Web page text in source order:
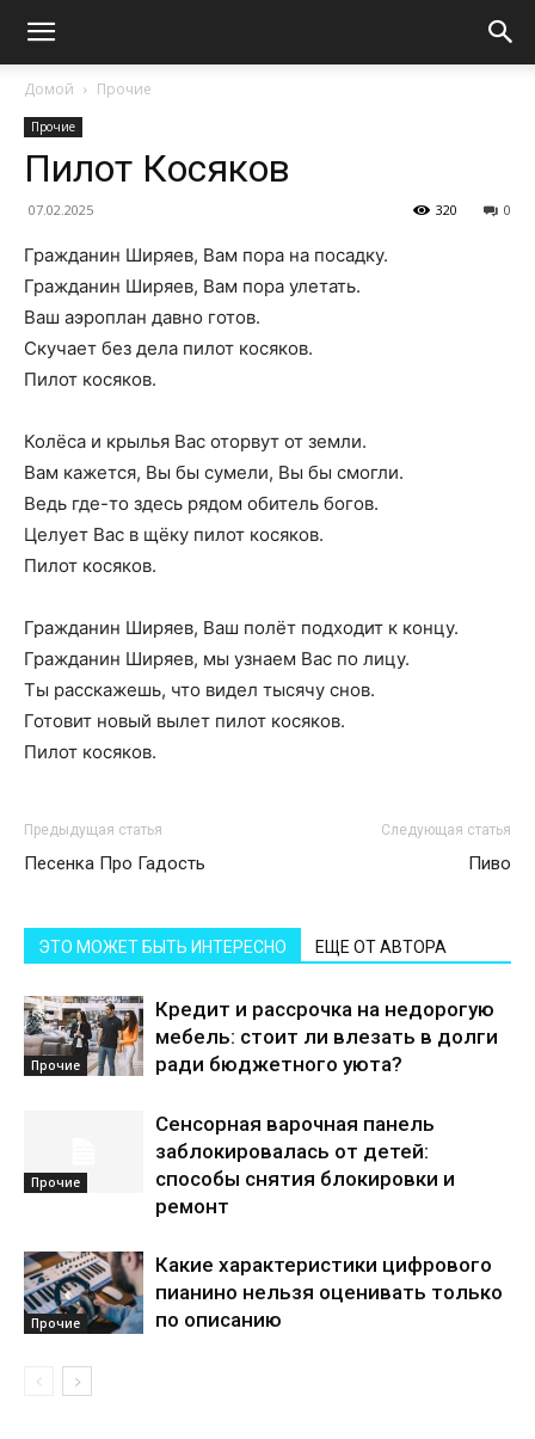
Домой Прочие
Прочие
Пилот Косяков
07.02.2025 0
320
Гражданин Ширяев, Вам пора на посадку.
Гражданин Ширяев, Вам пора улетать.
Ваш аэроплан давно готов.
Скучает без дела пилот косяков.
Пилот косяков.
Колёса и крылья Вас оторвут от земли.
Вам кажется, Вы бы сумели, Вы бы смогли.
Ведь где-то здесь рядом обитель богов.
Целует Вас в щёку пилот косяков.
Пилот косяков.
Гражданин Ширяев, Ваш полёт подходит к концу.
Гражданин Ширяев, мы узнаем Вас по лицу.
Ты расскажешь, что видел тысячу снов.
Готовит новый вылет пилот косяков.
Пилот косяков.
Предыдущая статья
Песенка Про Гадость
Следующая статья
Пиво
ЭТО МОЖЕТ БЫТЬ ИНТЕРЕСНО ЕЩЕ ОТ АВТОРА
Прочие
Кредит и рассрочка на недорогую
мебель: стоит ли влезать в долги
ради бюджетного уюта?
Прочие
Сенсорная варочная панель
заблокировалась от детей:
способы снятия блокировки и
ремонт
Прочие
Какие характеристики цифрового
пианино нельзя оценивать только
по описанию